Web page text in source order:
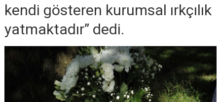
kendi gösteren kurumsal ırkçılık
yatmaktadır” dedi.